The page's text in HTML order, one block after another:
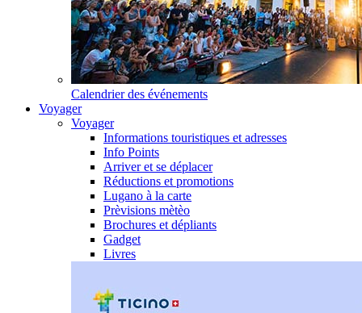
Calendrier des événements
Voyager
Voyager
Informations touristiques et adresses
Info Points
Arriver et se déplacer
Réductions et promotions
Lugano à la carte
Prèvisions mètèo
Brochures et dépliants
Gadget
Livres